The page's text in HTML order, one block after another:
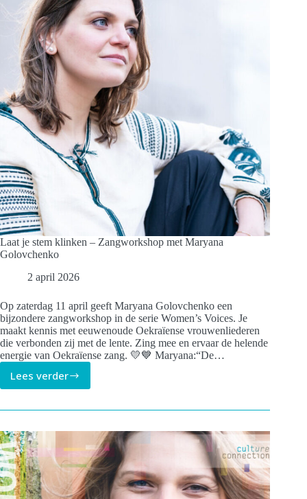
16
april
2026
in
Pelgrimvaderskerk
Laat je stem klinken – Zangworkshop met Maryana
Golovchenko
2 april 2026
Op zaterdag 11 april geeft Maryana Golovchenko een
bijzondere zangworkshop in de serie Women’s Voices. Je
maakt kennis met eeuwenoude Oekraïense vrouwenliederen
die verbonden zij met de lente. Zing mee en ervaar de helende
energie van Oekraïense zang. 💛💙 Maryana:“De…
Lees verder
Laat
stem
Zangworkshop
met
Maryana
Golovchenko